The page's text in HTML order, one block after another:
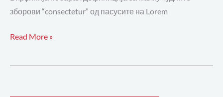
зборови “consectetur” од пасусите на Lorem
Read More »